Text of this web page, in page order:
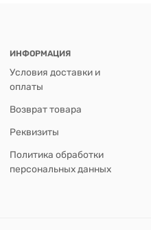
ИНФОРМАЦИЯ
Условия доставки и
оплаты
Возврат товара
Реквизиты
Политика обработки
персональных данных